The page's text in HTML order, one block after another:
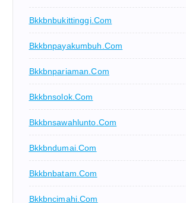
Bkkbnbukittinggi.com
Bkkbnpayakumbuh.com
Bkkbnpariaman.com
Bkkbnsolok.com
Bkkbnsawahlunto.com
Bkkbndumai.com
Bkkbnbatam.com
Bkkbncimahi.com